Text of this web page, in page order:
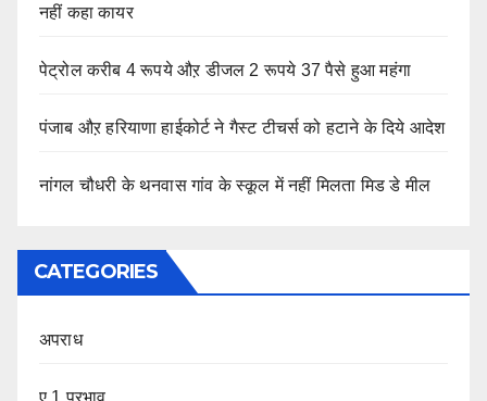
नहीं कहा कायर
पेट्रोल करीब 4 रूपये औऱ डीजल 2 रूपये 37 पैसे हुआ महंगा
पंजाब औऱ हरियाणा हाईकोर्ट ने गैस्ट टीचर्स को हटाने के दिये आदेश
नांगल चौधरी के थनवास गांव के स्कूल में नहीं मिलता मिड डे मील
CATEGORIES
अपराध